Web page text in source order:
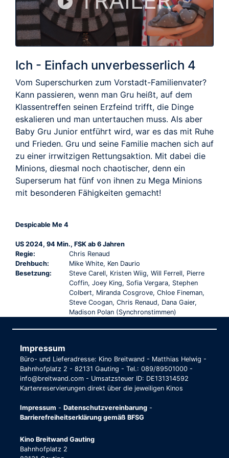
Ich - Einfach unverbesserlich 4
Vom Superschurken zum Vorstadt-Familienvater?
Kann passieren, wenn man Gru heißt, auf dem
Klassentreffen seinen Erzfeind trifft, die Dinge
eskalieren und man untertauchen muss. Als aber
Baby Gru Junior entführt wird, war es das mit Ruhe
und Frieden. Gru und seine Familie machen sich auf
zu einer irrwitzigen Rettungsaktion. Mit dabei die
Minions, diesmal noch chaotischer, denn ein
Superserum hat fünf von ihnen zu Mega Minions
mit besonderen Fähigkeiten gemacht!
Despicable Me 4
US 2024, 94 Min., FSK ab 6 Jahren
Regie:
Chris Renaud
Drehbuch:
Mike White, Ken Daurio
Besetzung:
Steve Carell, Kristen Wiig, Will Ferrell, Pierre
Coffin, Joey King, Sofia Vergara, Stephen
Colbert, Miranda Cosgrove, Chloe Fineman,
Steve Coogan, Chris Renaud, Dana Gaier,
Madison Polan (Synchronstimmen)
Impressum
Büro- und Lieferadresse: Kino Breitwand - Matthias Helwig -
Bahnhofplatz 2 - 82131 Gauting - Tel.: 089/89501000 -
info@breitwand.com - Umsatzsteuer ID: DE131314592
Kartenreservierungen direkt über die jeweiligen Kinos
Impressum - Datenschutzvereinbarung -
Barrierefreiheitserklärung gemäß BFSG
Kino Breitwand Gauting
Bahnhofplatz 2